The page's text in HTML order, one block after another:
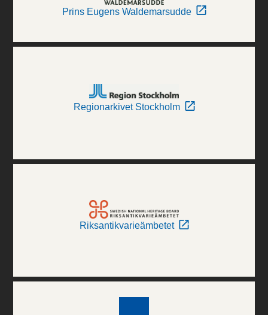
Prins Eugens Waldemarsudde
Regionarkivet Stockholm
Riksantikvarieämbetet